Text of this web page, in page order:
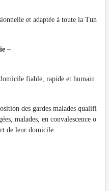
et adaptée à toute la Tun
–
fiable, rapide et humain
des gardes malades qualifi
malades, en convalescence o
de leur domicile.